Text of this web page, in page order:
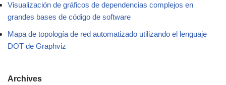
Visualización de gráficos de dependencias complejos en
grandes bases de código de software
Mapa de topología de red automatizado utilizando el lenguaje
DOT de Graphviz
Archives